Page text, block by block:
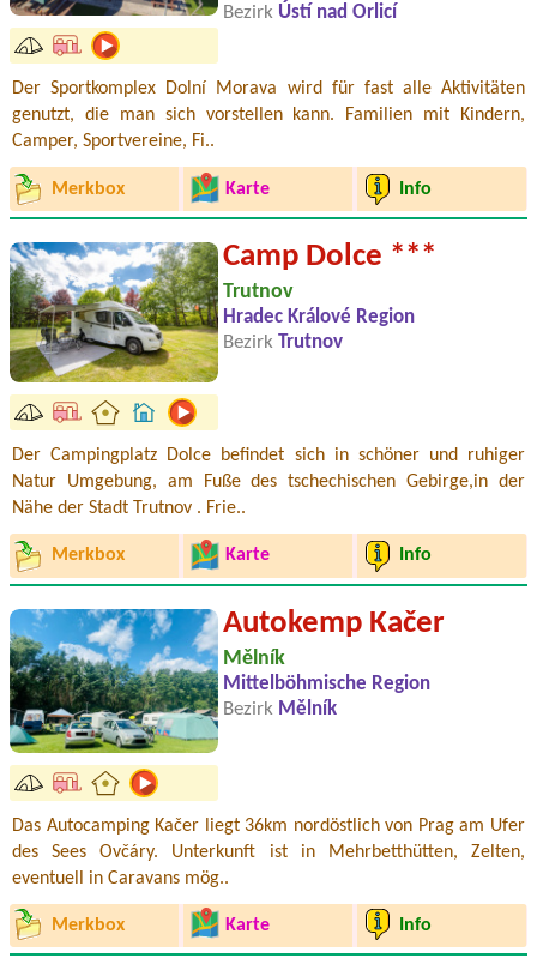
Bezirk Ústí nad Orlicí
Der Sportkomplex Dolní Morava wird für fast alle Aktivitäten
genutzt, die man sich vorstellen kann. Familien mit Kindern,
Camper, Sportvereine, Fi..
Merkbox Karte Info
Camp Dolce ***
Trutnov
Hradec Králové Region
Bezirk
Trutnov
Der Campingplatz Dolce befindet sich in schöner und ruhiger
Natur Umgebung, am Fuße des tschechischen Gebirge,in der
Nähe der Stadt Trutnov . Frie..
Merkbox Karte Info
Autokemp Kačer
Mělník
Mittelböhmische Region
Bezirk Mělník
Das Autocamping Kačer liegt 36km nordöstlich von Prag am Ufer
des Sees Ovčáry. Unterkunft ist in Mehrbetthütten, Zelten,
eventuell in Caravans mög..
Merkbox Karte Info